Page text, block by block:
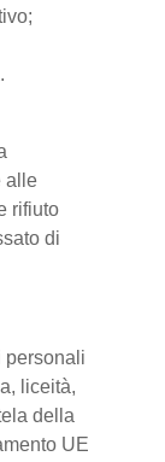
alle
rifiuto
di
personali
liceità,
della
UE